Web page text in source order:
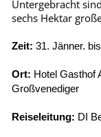
Untergebracht
sechs Hektar
Zeit: 31. Jänner.
Ort: Hotel Gasthof
Großvenediger
Reiseleitung: DI